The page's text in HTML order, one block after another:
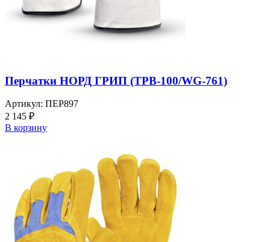
Перчатки НОРД ГРИП (TPB-100/WG-761)
Артикул: ПЕР897
2 145 ₽
В корзину